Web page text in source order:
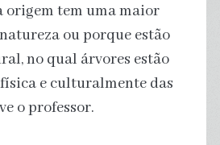
origem tem uma maior
ou porque estão
no qual árvores estão
e culturalmente das
o professor.